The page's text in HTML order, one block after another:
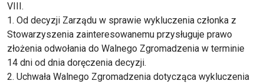
VIII.
1. Od decyzji Zarządu w sprawie wykluczenia członka z
Stowarzyszenia zainteresowanemu przysługuje prawo
złożenia odwołania do Walnego Zgromadzenia w terminie
14 dni od dnia doręczenia decyzji.
2. Uchwała Walnego Zgromadzenia dotycząca wykluczenia